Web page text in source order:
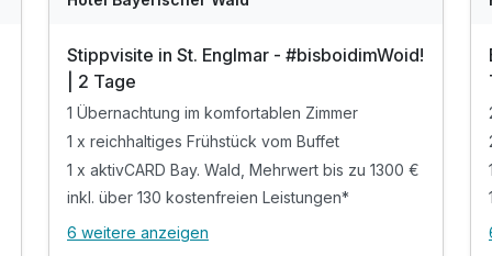
Stippvisite in St. Englmar - #bisboidimWoid!
| 2 Tage
1 Übernachtung im komfortablen Zimmer
1 x reichhaltiges Frühstück vom Buffet
1 x aktivCARD Bay. Wald, Mehrwert bis zu 1300 €
inkl. über 130 kostenfreien Leistungen*
Alle Inklusivleistungen
6 weitere anzeigen